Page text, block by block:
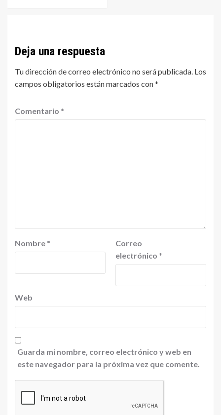
Deja una respuesta
Tu dirección de correo electrónico no será publicada. Los
campos obligatorios están marcados con*
Comentario *
Nombre *
Correo
electrónico *
Web
Guarda mi nombre, correo electrónico y web en
este navegador para la próxima vez que comente.